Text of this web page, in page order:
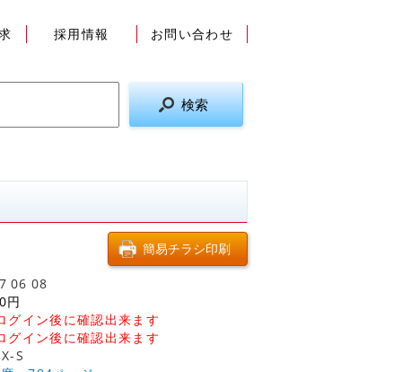
採用情報 お問い合わせ
06 08
円
グイン後に確認出来ます
グイン後に確認出来ます
S